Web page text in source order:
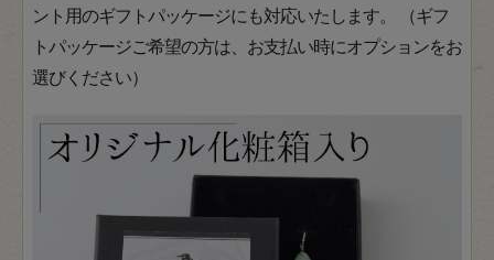
ント用のギフトパッケージにも対応いたします。 （ギフ
トパッケージご希望の方は、お支払い時にオプションをお
選びください）